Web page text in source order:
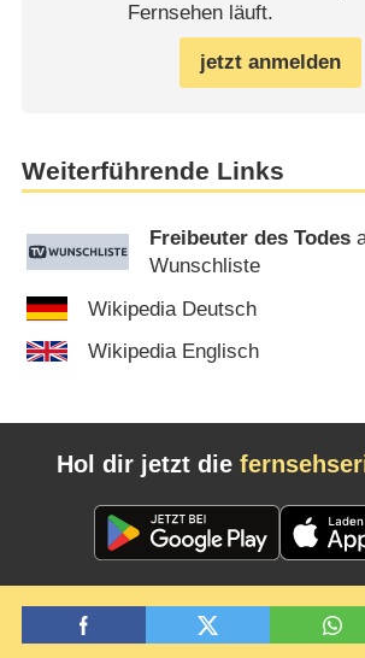
Fernsehen läuft.
jetzt anmelden
Weiterführende Links
Freibeuter des Todes
Wunschliste
Wikipedia Deutsch
Wikipedia Englisch
Hol dir jetzt die